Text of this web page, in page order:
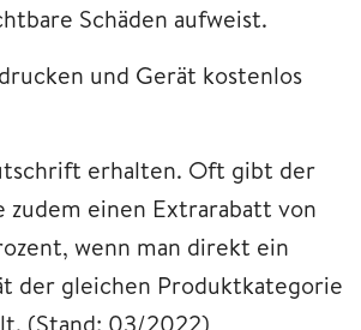
Schäden aufweist.
und Gerät kostenlos
erhalten. Oft gibt der
zudem einen Extrarabatt von
wenn man direkt ein
der gleichen Produktkategorie
(Stand: 03/2022)